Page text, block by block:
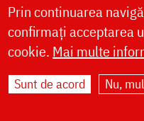
Prin continuarea
confirmați acceptarea
cookie. Mai multe
Sunt de acord Nu,